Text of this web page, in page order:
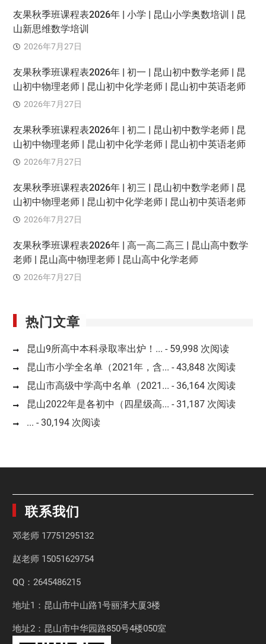
友果秋季班课程表2026年 | 小学 | 昆山小学奥数培训 | 昆
山新思维数学培训
2026年7月27日
友果秋季班课程表2026年 | 初一 | 昆山初中数学老师 | 昆
山初中物理老师 | 昆山初中化学老师 | 昆山初中英语老师
2026年7月27日
友果秋季班课程表2026年 | 初二 | 昆山初中数学老师 | 昆
山初中物理老师 | 昆山初中化学老师 | 昆山初中英语老师
2026年7月27日
友果秋季班课程表2026年 | 初三 | 昆山初中数学老师 | 昆
山初中物理老师 | 昆山初中化学老师 | 昆山初中英语老师
2026年7月27日
友果秋季班课程表2026年 | 高一高二高三 | 昆山高中数学
老师 | 昆山高中物理老师 | 昆山高中化学老师
2026年7月27日
热门文章
昆山9所高中本科录取率出炉！... - 59,998 次阅读
昆山市小学全名单（2021年，含... - 43,848 次阅读
昆山市高级中学高中名单（2021... - 36,164 次阅读
昆山2022年是各初中（四星级高... - 31,187 次阅读
... - 30,194 次阅读
联系我们
邓老师 17751295132
赵老师 15051629754
QQ：2645486215
地址1：昆山市中山路1号丽泽大厦3楼
地址2：昆山市中华园路850号4楼050室